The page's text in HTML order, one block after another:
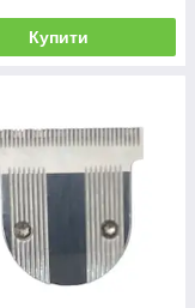
Купити